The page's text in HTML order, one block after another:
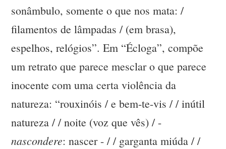
sonâmbulo, somente o que nos mata: /
filamentos de lâmpadas / (em brasa),
espelhos, relógios”. Em “Écloga”, compõe
um retrato que parece mesclar o que parece
inocente com uma certa violência da
natureza: “rouxinóis / e bem-te-vis / / inútil
natureza / / noite (voz que vês) / -
nascondere: nascer - / / garganta miúda / /